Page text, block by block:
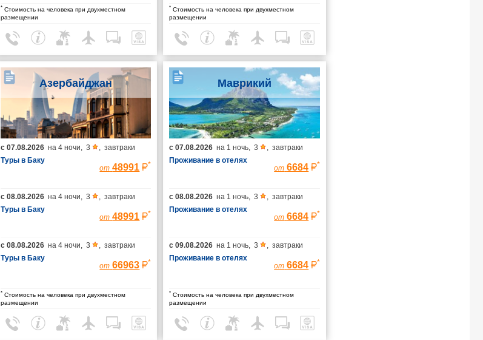
*Стоимость на человека при двухместном
размещении
* Стоимость на человека при двухместном
размещении
Азербайджан
с 07.08.2026на 4 ночи, 3 , завтраки
Туры в Баку
от 48991 *
с 08.08.2026на 4 ночи, 3 , завтраки
Туры в Баку
от 48991 *
с 08.08.2026на 4 ночи, 3 , завтраки
Туры в Баку
от 66963 *
*Стоимость на человека при двухместном
размещении
Маврикий
с07.08.2026 на 1 ночь,3 ,завтраки
Проживание в отелях
от 6684 *
с08.08.2026 на 1 ночь,3 ,завтраки
Проживание в отелях
от 6684 *
с09.08.2026 на 1 ночь,3 ,завтраки
Проживание в отелях
от 6684 *
* Стоимость на человека при двухместном
размещении